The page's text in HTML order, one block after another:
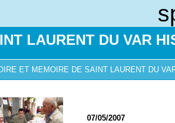
LAURENT DU VAR
ET MEMOIRE DE SAINT LAURENT DU
07/05/2007